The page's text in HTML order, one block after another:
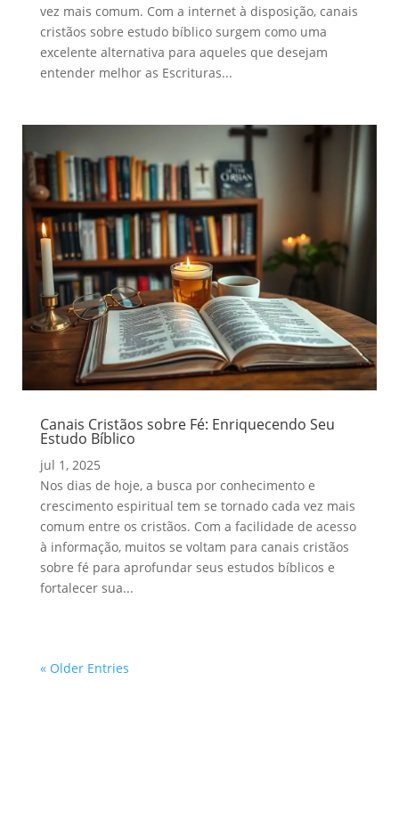
vez mais comum. Com a internet à disposição, canais
cristãos sobre estudo bíblico surgem como uma
excelente alternativa para aqueles que desejam
entender melhor as Escrituras...
Canais Cristãos sobre Fé: Enriquecendo Seu
Estudo Bíblico
jul 1, 2025
Nos dias de hoje, a busca por conhecimento e
crescimento espiritual tem se tornado cada vez mais
comum entre os cristãos. Com a facilidade de acesso
à informação, muitos se voltam para canais cristãos
sobre fé para aprofundar seus estudos bíblicos e
fortalecer sua...
« Older Entries